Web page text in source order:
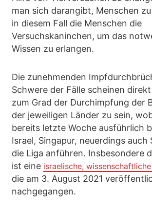
man sich darangibt, Menschen
in diesem Fall die Menschen die
Versuchskaninchen, um das
Wissen zu erlangen.
Die zunehmenden
Schwere der Fälle scheinen
zum Grad der Durchimpfung der
der jeweiligen Länder zu sein,
bereits letzte Woche ausführlich
Israel, Singapur, neuerdings auch
die Liga anführen. Insbesondere
ist eine israelische,
die am 3. August 2021
nachgegangen.